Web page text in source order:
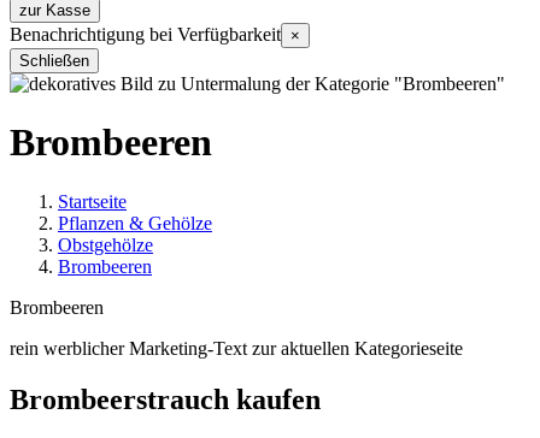
zur Kasse
Benachrichtigung bei Verfügbarkeit ×
Schließen
Brombeeren
Startseite
Pflanzen & Gehölze
Obstgehölze
Brombeeren
Brombeeren
rein werblicher Marketing-Text zur aktuellen Kategorieseite
Brombeerstrauch kaufen